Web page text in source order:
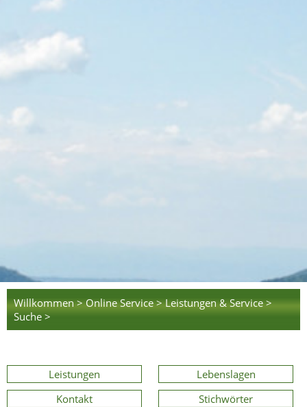
Willkommen > Online Service > Leistungen & Service >
Suche >
Leistungen
Lebenslagen
Kontakt
Stichwörter